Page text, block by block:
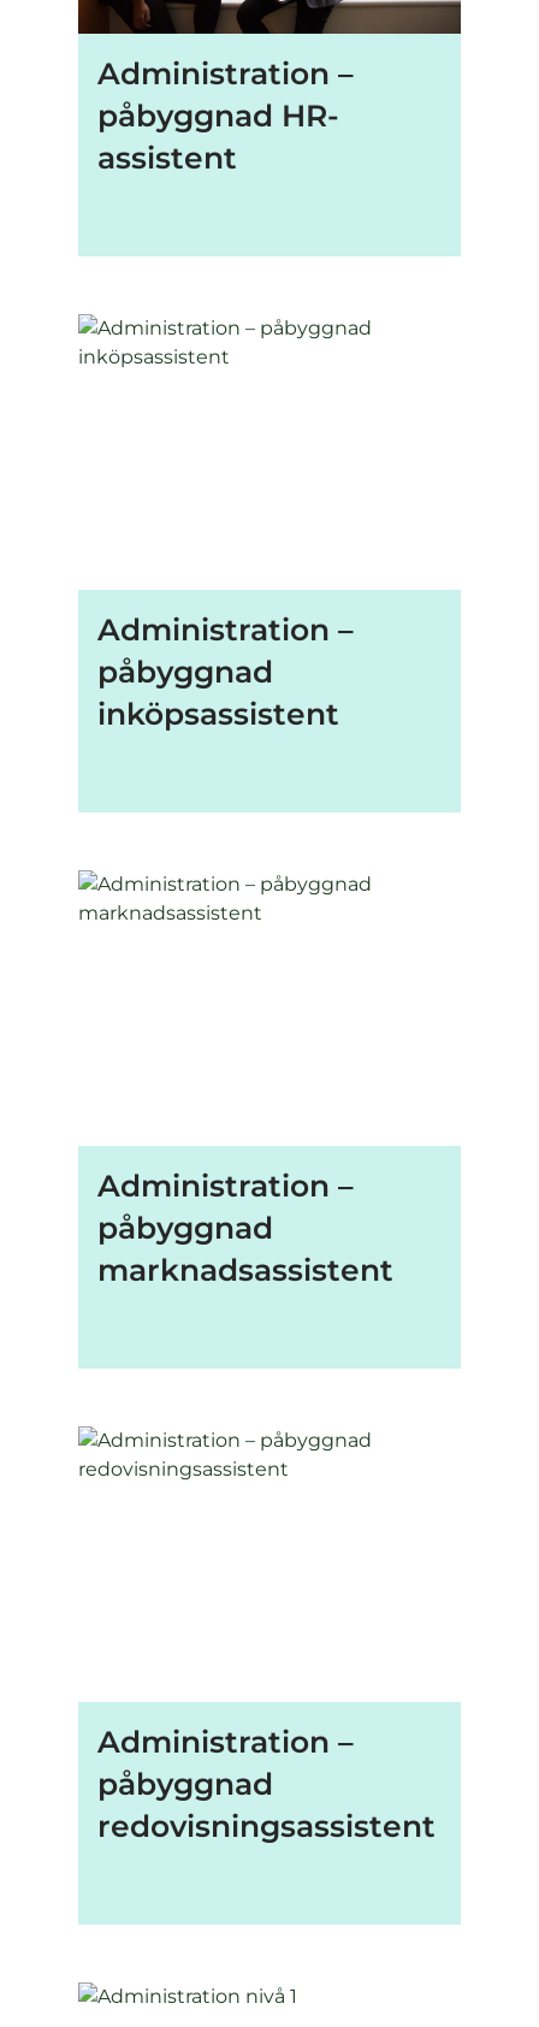
Administration –
påbyggnad HR-
assistent
Administration –
påbyggnad
inköpsassistent
Administration –
påbyggnad
marknadsassistent
Administration –
påbyggnad
redovisningsassistent